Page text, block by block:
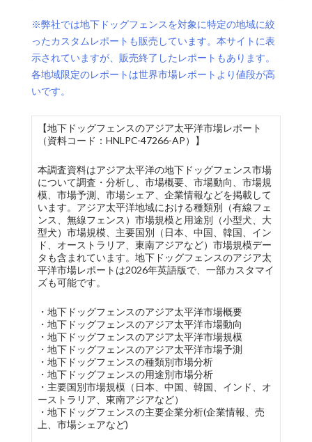
※弊社では地下ドッグフェンスを対象に特定の地域に絞
ったカスタムレポートも販売しています。本サイトに表
示されていますが、販売終了したレポートもあります。
各地域限定のレポートは世界市場レポートより値段が高
いです。
【地下ドッグフェンスのアジア太平洋市場レポート
（資料コード：HNLPC-47266-AP）】
本調査資料はアジア太平洋の地下ドッグフェンス市場
について調査・分析し、市場概要、市場動向、市場規
模、市場予測、市場シェア、企業情報などを掲載して
います。アジア太平洋地域における種類別（有線フェ
ンス、無線フェンス）市場規模と用途別（小型犬、大
型犬）市場規模、主要国別（日本、中国、韓国、イン
ド、オーストラリア、東南アジアなど）市場規模デー
タも含まれています。地下ドッグフェンスのアジア太
平洋市場レポートは2026年英語版で、一部カスタマイ
ズも可能です。
・地下ドッグフェンスのアジア太平洋市場概要
・地下ドッグフェンスのアジア太平洋市場動向
・地下ドッグフェンスのアジア太平洋市場規模
・地下ドッグフェンスのアジア太平洋市場予測
・地下ドッグフェンスの種類別市場分析
・地下ドッグフェンスの用途別市場分析
・主要国別市場規模（日本、中国、韓国、インド、オ
ーストラリア、東南アジアなど）
・地下ドッグフェンスの主要企業分析(企業情報、売
上、市場シェアなど)